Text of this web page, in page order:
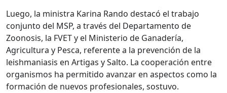
Luego, la ministra Karina Rando destacó el trabajo
conjunto del MSP, a través del Departamento de
Zoonosis, la FVET y el Ministerio de Ganadería,
Agricultura y Pesca, referente a la prevención de la
leishmaniasis en Artigas y Salto. La cooperación entre
organismos ha permitido avanzar en aspectos como la
formación de nuevos profesionales, sostuvo.